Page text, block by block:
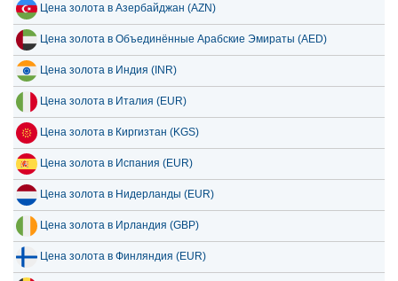
Цена золота в Азербайджан (AZN)
Цена золота в Объединённые Арабские Эмираты (AED)
Цена золота в Индия (INR)
Цена золота в Италия (EUR)
Цена золота в Киргизтан (KGS)
Цена золота в Испания (EUR)
Цена золота в Нидерланды (EUR)
Цена золота в Ирландия (GBP)
Цена золота в Финляндия (EUR)